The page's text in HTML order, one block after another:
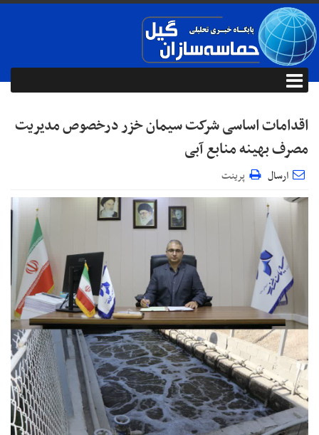
اقدامات اساسی شرکت سیمان خزر درخصوص مدیریت
مصرف بهینه منابع آبی
ارسال پرینت